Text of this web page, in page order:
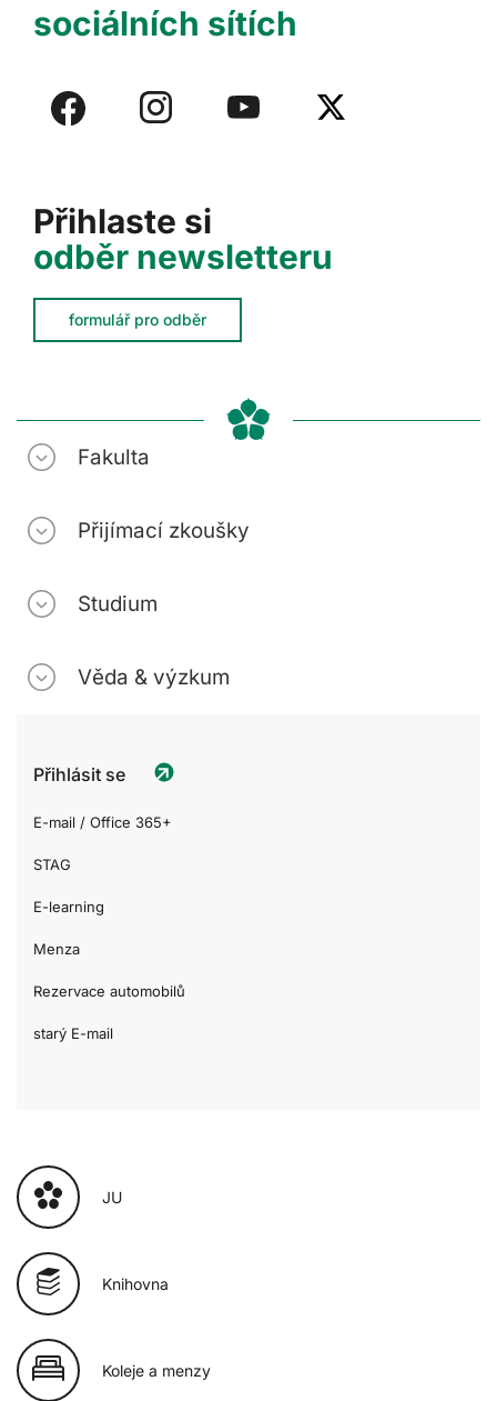
Přihlaste si
odběr newsletteru
formulář pro odběr
sociálních sítích
Fakulta
Přijímací zkoušky
Studium
Věda & výzkum
Přihlásit se
E-mail / Office 365+
STAG
E-learning
Menza
Rezervace automobilů
starý E-mail
JU
Knihovna
Koleje a menzy